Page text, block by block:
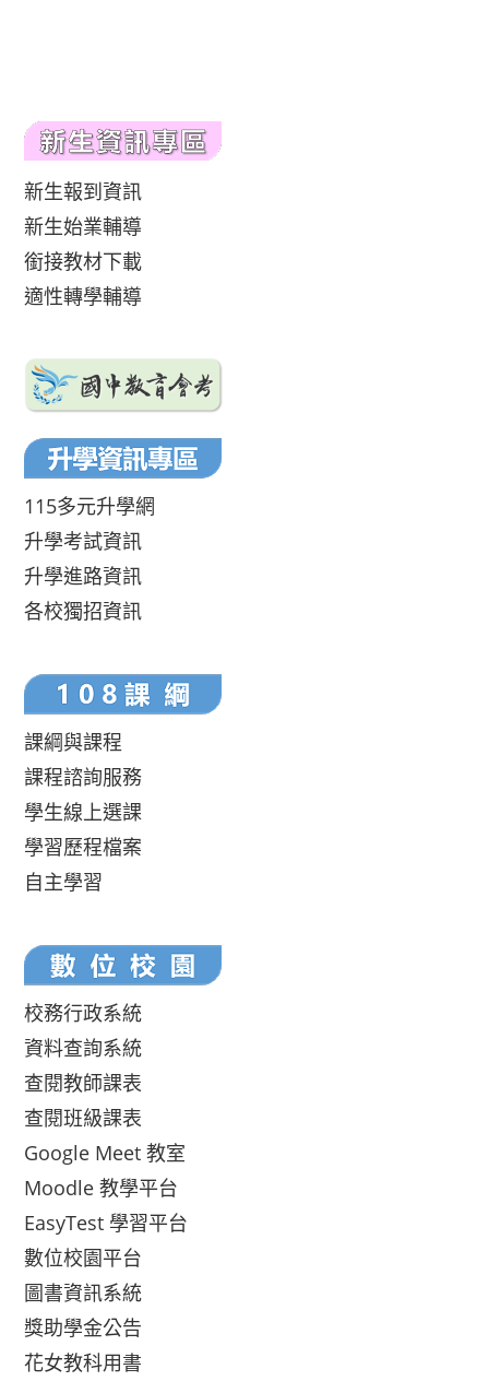
新生報到資訊
新生始業輔導
銜接教材下載
適性轉學輔導
115多元升學網
升學考試資訊
升學進路資訊
各校獨招資訊
課綱與課程
課程諮詢服務
學生線上選課
學習歷程檔案
自主學習
校務行政系統
資料查詢系統
查閱教師課表
查閱班級課表
Google Meet 教室
Moodle 教學平台
EasyTest 學習平台
數位校園平台
圖書資訊系統
獎助學金公告
花女教科用書